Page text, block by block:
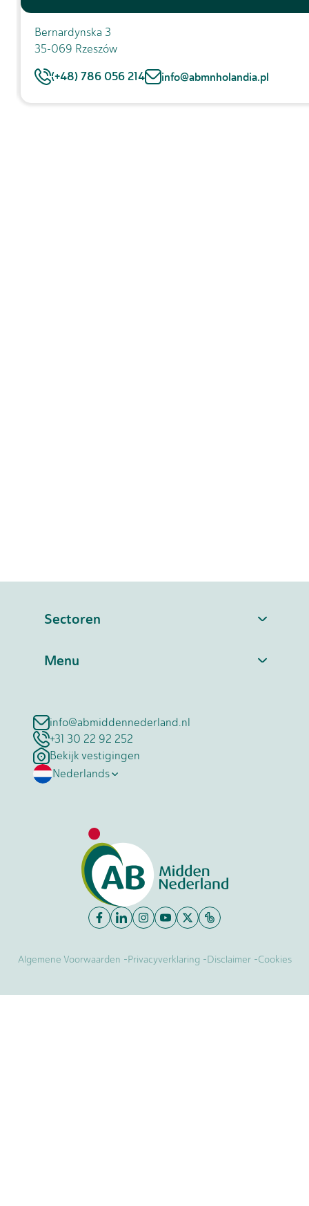
Bernardynska 3
35-069 Rzeszów
(+48) 786 056 214 info@abmnholandia.pl
Sectoren
Menu
info@abmiddennederland.nl
+31 30 22 92 252
Bekijk vestigingen
Nederlands
Română
Algemene Voorwaarden -Privacyverklaring -Disclaimer-Cookies